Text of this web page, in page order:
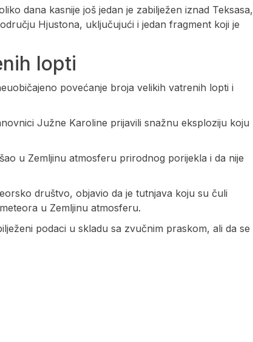
dana kasnije još jedan je zabilježen iznad Teksasa,
Hjustona, uključujući i jedan fragment koji je
lopti
povećanje broja velikih vatrenih lopti i
Južne Karoline prijavili snažnu eksploziju koju
u Zemljinu atmosferu prirodnog porijekla i da nije
društvo, objavio da je tutnjava koju su čuli
u Zemljinu atmosferu.
podaci u skladu sa zvučnim praskom, ali da se